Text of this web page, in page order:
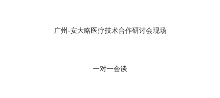
广州-安大略医疗技术合作研讨会现场
一对一会谈